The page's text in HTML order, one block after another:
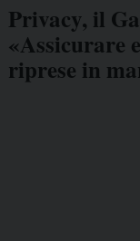
Privacy, il
«Assicurare
riprese in